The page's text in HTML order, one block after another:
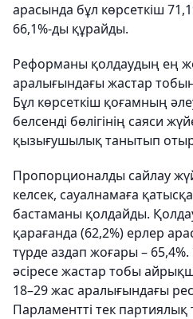
арасында бұл көрсеткіш
66,1%-ды құрайды.
Реформаны қолдаудың ең
аралығындағы жастар
Бұл көрсеткіш қоғамның
белсенді бөлігінің саяси
қызығушылық танытып
Пропорционалды сайлау
келсек, сауалнамаға
бастаманы қолдайды.
қарағанда (62,2%) ерлер
түрде аздап жоғары – 65,4%.
әсіресе жастар тобы
18–29 жас аралығындағы
Парламентті тек